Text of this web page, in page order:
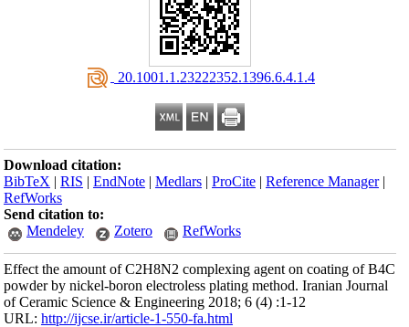
‎ 20.1001.1.23222352.1396.6.4.1.4
Download citation:
BibTeX |RIS |EndNote |Medlars |ProCite |Reference Manager
RefWorks
Send citation to:
Mendeley
Zotero RefWorks
Effect the amount of C2H8N2 complexing agent on coating of B4C
powder by nickel-boron electroless plating method. Iranian Journal
of Ceramic Science & Engineering 2018; 6 (4) :1-12
URL:http://ijcse.ir/article-1-550-fa.html